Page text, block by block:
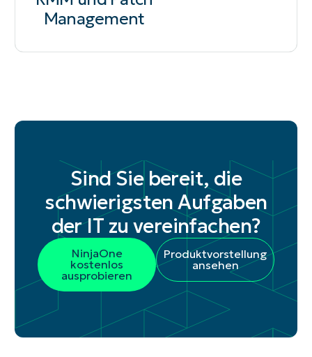
Management
Sind Sie bereit, die
schwierigsten Aufgaben
der IT zu vereinfachen?
NinjaOne
kostenlos
ausprobieren
Produktvorstellung
ansehen